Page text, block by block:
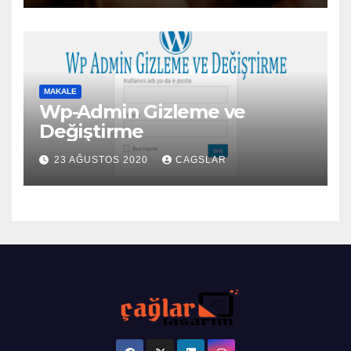
MAKALE
Wp-Admin Gizleme ve
Değiştirme
23 AĞUSTOS 2020 CAGSLAR